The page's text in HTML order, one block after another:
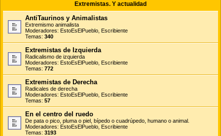
Extremistas. Y actualidad
AntiTaurinos y Animalistas
Extremismo animalista
Moderadores: EstoEsElPueblo Escribiente
Temas: 340
Extremistas de Izquierda
Radicalismo de izquierda
Moderadores: EstoEsElPueblo Escribiente
Temas: 772
Extremistas de Derecha
Radicales de derecha
Moderadores: EstoEsElPueblo Escribiente
Temas: 57
En el centro del ruedo
De pata o pico, pluma o piel, bípedo o cuadrúpedo, humano o animal.
Moderadores: EstoEsElPueblo Escribiente
Temas: 3193